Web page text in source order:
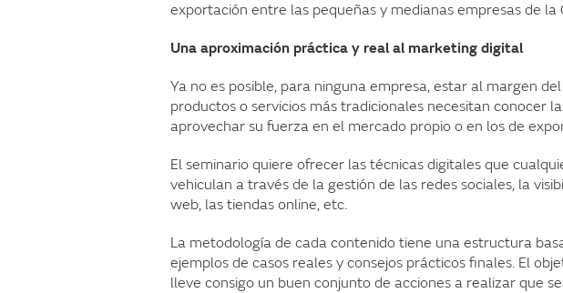
exportación entre las pequeñas y medianas empresas de la
Una aproximación práctica y real al marketing digital
Ya no es posible, para ninguna empresa, estar al margen
productos o servicios más tradicionales necesitan conocer
aprovechar su fuerza en el mercado propio o en los de
El seminario quiere ofrecer las técnicas digitales que
vehiculan a través de la gestión de las redes sociales, la
web, las tiendas online, etc.
La metodología de cada contenido tiene una estructura
ejemplos de casos reales y consejos prácticos finales. El
lleve consigo un buen conjunto de acciones a realizar que